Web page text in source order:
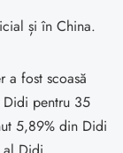
și în China.
a fost scoasă
Didi pentru 35
5,89% din Didi